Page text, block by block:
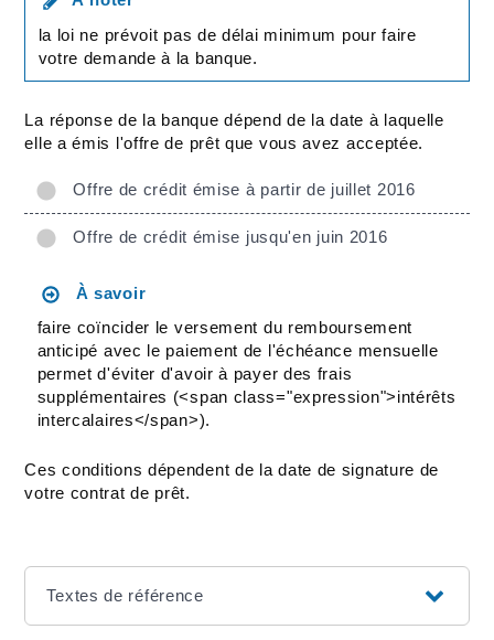
la loi ne prévoit pas de délai minimum pour faire
votre demande à la banque.
La réponse de la banque dépend de la date à laquelle
elle a émis l'offre de prêt que vous avez acceptée.
Offre de crédit émise à partir de juillet 2016
Offre de crédit émise jusqu'en juin 2016
À savoir
faire coïncider le versement du remboursement
anticipé avec le paiement de l'échéance mensuelle
permet d'éviter d'avoir à payer des frais
supplémentaires (<span class="expression">intérêts
intercalaires</span>).
Ces conditions dépendent de la date de signature de
votre contrat de prêt.
Textes de référence